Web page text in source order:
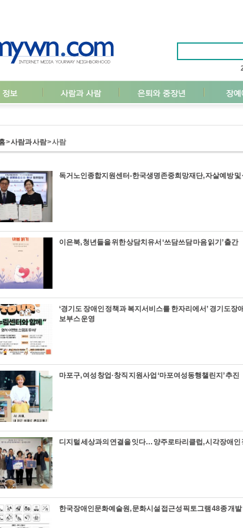
>사람과 사람> 사람
독거노인종합지원센터-한국생명존중희망재단, 자살예방 및
이은북, 청년들을 위한 상담치유서 ‘쓰담쓰담 마음 읽기’ 출간
‘경기도 장애인 정책과 복지서비스를 한자리에서’ 경기도
보부스 운영
마포구, 여성 창업·창직 지원사업 ‘마포여성동행챌린지’ 추진
디지털 세상과의 연결을 잇다… 양주로타리클럽, 시각장애인
한국장애인문화예술원, 문화시설 접근성 픽토그램 48종 개발